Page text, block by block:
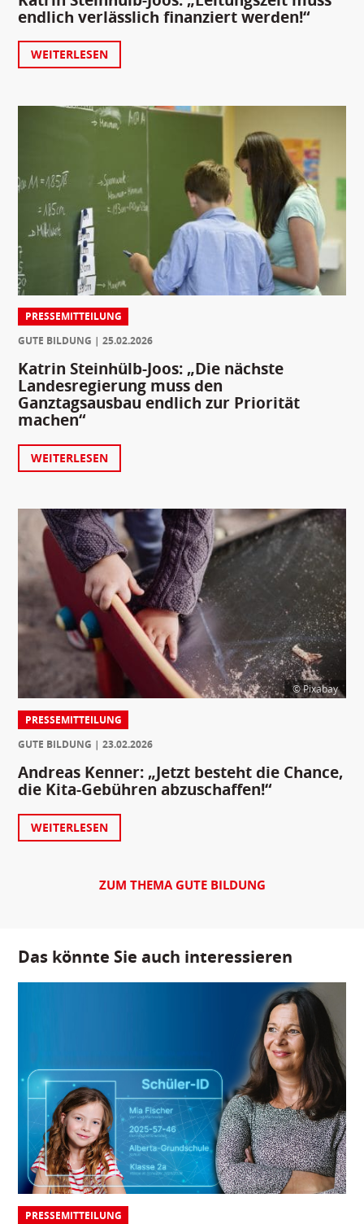
endlich verlässlich finanziert werden!“
WEITERLESEN
PRESSEMITTEILUNG
GUTE BILDUNG
25.02.2026
Katrin Steinhülb-Joos: „Die nächste
Landesregierung muss den
Ganztagsausbau endlich zur Priorität
machen“
WEITERLESEN
© Pixabay
PRESSEMITTEILUNG
GUTE BILDUNG
23.02.2026
Andreas Kenner: „Jetzt besteht die Chance,
die Kita-Gebühren abzuschaffen!“
WEITERLESEN
ZUM THEMA GUTE BILDUNG
Das könnte Sie auch interessieren
PRESSEMITTEILUNG